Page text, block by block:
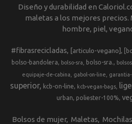
Diseño y durabilidad en
maletas a los mejores precios.
hombre, piel,
#fibrasrecicladas [articulo-vegano]
bolso-bandolera bolso-sra bolso-sra.
equipaje-de-cabina gabol-on-line
superior
kcb-on-line kcb-vegan-bags
urban
poliester-100%
Bolsos de mujer Maletas Mochilas